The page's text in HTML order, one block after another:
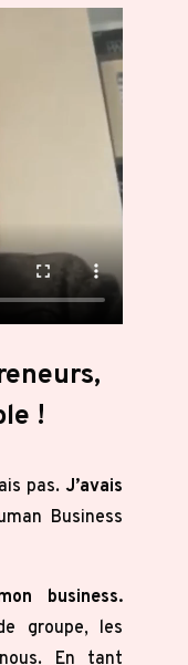
!
pas.J’avais
Business
business.
groupe, les
En tant